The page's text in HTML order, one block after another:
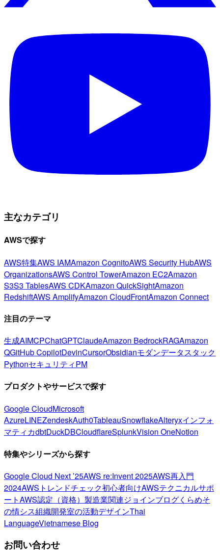
主なカテゴリ
AWSで探す
AWS特集AWS IAMAmazon CognitoAWS Security HubAWS
OrganizationsAWS Control TowerAmazon EC2Amazon
S3S3 TablesAWS CDKAmazon QuickSightAmazon
RedshiftAWS AmplifyAmazon CloudFrontAmazon Connect
注目のテーマ
生成AIMCPChatGPTClaudeAmazon BedrockRAGAmazon
QGitHub CopilotDevinCursorObsidianモダンデータスタック
PythonセキュリティPM
プロダクトやサービスで探す
Google CloudMicrosoft
AzureLINEZendeskAuth0TableauSnowflakeAlteryxインフォ
マティカdbtDuckDBCloudflareSplunkVision OneNotion
特集やシリーズから探す
Google Cloud Next ’25AWS re:Invent 2025AWS再入門
2024AWSトレンドチェック初心者向けAWSテクニカルサポ
ートAWS認定（資格） 製造業関連ジョインブログくらめそ
の情シス組織開発室の活動デザインThai
LanguageVietnamese Blog
お問い合わせ